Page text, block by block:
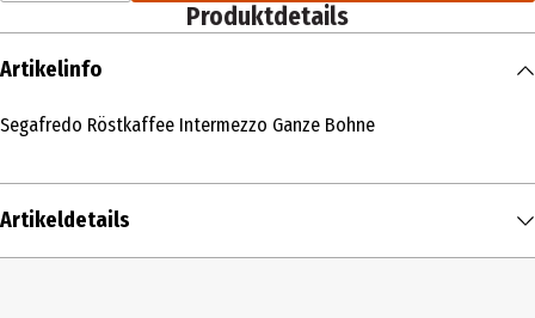
Produktdetails
Artikelinfo
Segafredo Röstkaffee Intermezzo Ganze Bohne
Artikeldetails